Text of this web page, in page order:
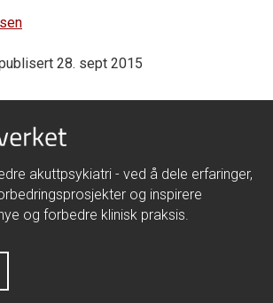
28. sept 2015
akuttpsykiatri - ved å dele erfaringer,
og inspirere
og forbedre klinisk praksis.